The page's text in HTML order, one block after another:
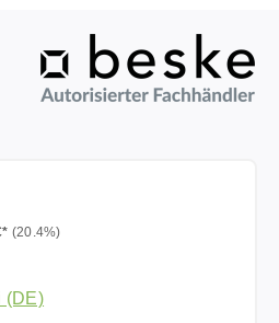
(20.4%)
(DE)